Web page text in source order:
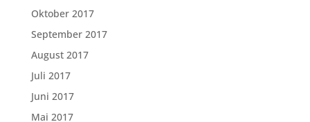
Oktober 2017
September 2017
August 2017
Juli 2017
Juni 2017
Mai 2017